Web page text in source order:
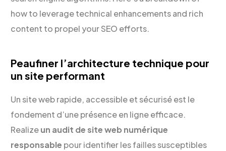
how to leverage technical enhancements and rich
content to propel your SEO efforts.
Peaufiner l’architecture technique pour
un site performant
Un site web rapide, accessible et sécurisé est le
fondement d’une présence en ligne efficace.
Realizeun audit de site web numérique
responsable pour identifier les failles susceptibles